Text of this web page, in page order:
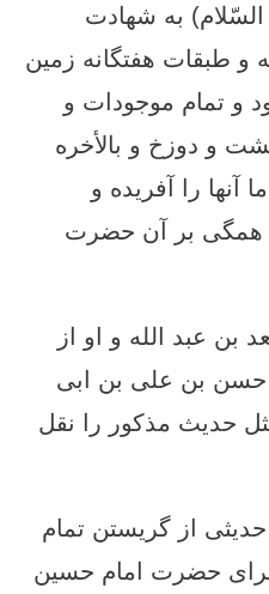
به شهادت
و طبقات هفتگانه زمين
و تمام موجودات و
و دوزخ و بالأخره
آنها را آفريده و
همگی بر آن حضرت
بن عبد الله و او از
حسن بن على بن ابى
حديث مذكور را نقل
از گریستن تمام
حضرت امام حسین